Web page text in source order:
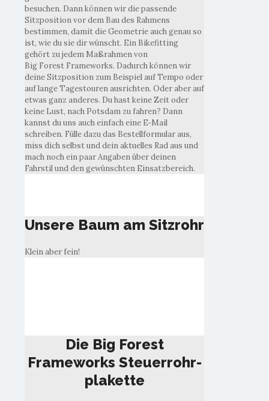
besuchen. Dann können wir die passende
Sitzposition vor dem Bau des Rahmens
bestimmen, damit die Geometrie auch genau so
ist, wie du sie dir wünscht. Ein Bikefitting
gehört zu jedem Maßrahmen von
Big Forest Frameworks. Dadurch können wir
deine Sitzposition zum Beispiel auf Tempo oder
auf lange Tagestouren ausrichten. Oder aber auf
etwas ganz anderes. Du hast keine Zeit oder
keine Lust, nach Potsdam zu fahren? Dann
kannst du uns auch einfach eine E‑Mail
schreiben. Fülle dazu das Bestellformular aus,
miss dich selbst und dein aktuelles Rad aus und
mach noch ein paar Angaben über deinen
Fahrstil und den gewünschten Einsatzbereich.
Unsere Baum am Sitzrohr
Klein aber fein!
Die Big Forest
Frameworks Steuerrohr-
plakette